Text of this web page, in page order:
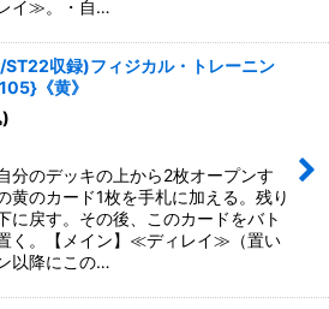
イ≫。・自…
収録)フィジカル・トレーニン
《黄》
分のデッキの上から2枚オープンす
黄のカード1枚を手札に加える。残り
に戻す。その後、このカードをバト
く。【メイン】≪ディレイ≫（置い
以降にこの…